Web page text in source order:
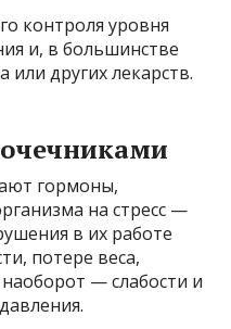
контроля уровня
и, в большинстве
или других лекарств.
гормоны,
на стресс —
в их работе
потере веса,
— слабости и